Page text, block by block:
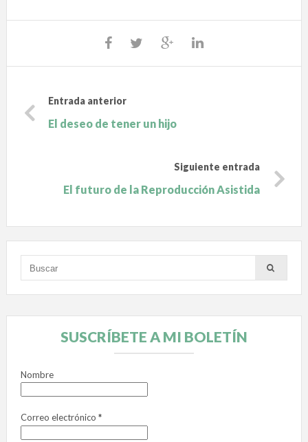
Entrada anterior
El deseo de tener un hijo
Siguiente entrada
El futuro de la Reproducción Asistida
SUSCRÍBETE A MI BOLETÍN
Nombre
Correo electrónico *